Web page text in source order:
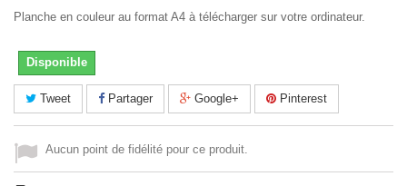
Planche en couleur au format A4 à télécharger sur votre ordinateur.
Disponible
Tweet Partager Google+ Pinterest
Aucun point de fidélité pour ce produit.